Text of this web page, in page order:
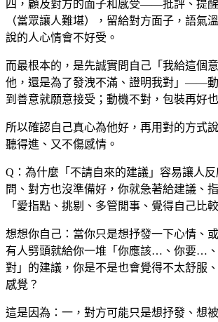
四，顧及對方的面子和感受——批評、提
（當眾讓人難堪），留給對方面子，語氣
說的人心情會不好受。
而最根本的，是先誠實問自己「我給這個
他，還是為了發洩不滿、證明我對」——
到善意就願意接受；動機不對，包裝再好
所以確認自己真心為他好，再用對的方式
聽得進、又不傷感情。
Q：為什麼「不請自來的建議」容易讓人反
問、對方也沒準備好，你就急著給建議、
「愛指點、挑剔、多管閒事、覺得自己比
想想你自己：當你只是想抒發一下心情、
有人劈頭就給你一堆「你應該…、你要…
對」的建議，你是不是也會覺得不太舒服
感覺？
這是因為：一，對方可能只是想抒發、想